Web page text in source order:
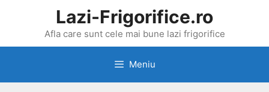
Lazi-Frigorifice.ro
Afla care sunt cele mai bune lazi frigorifice
Meniu